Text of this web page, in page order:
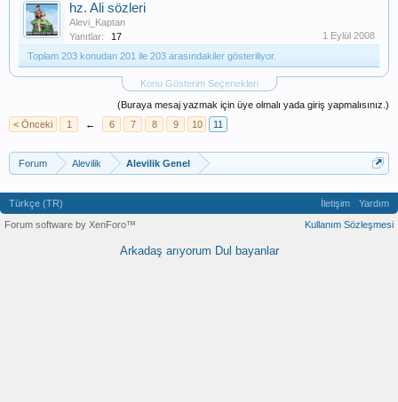
hz. Ali sözleri
Alevi_Kaptan
Yanıtlar:
17
1 Eylül 2008
Toplam 203 konudan 201 ile 203 arasındakiler gösteriliyor.
Konu Gösterim Seçenekleri
(Buraya mesaj yazmak için üye olmalı yada giriş yapmalısınız.)
< Önceki
1 ← 6 7 8 9 10 11
Forum Alevilik Alevilik Genel
Türkçe (TR) İletişim
Yardım
Kullanım Sözleşmesi
Forum software by XenForo™
Arkadaş arıyorum Dul bayanlar